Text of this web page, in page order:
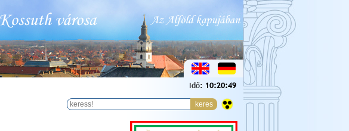
Idő: 10:20:50